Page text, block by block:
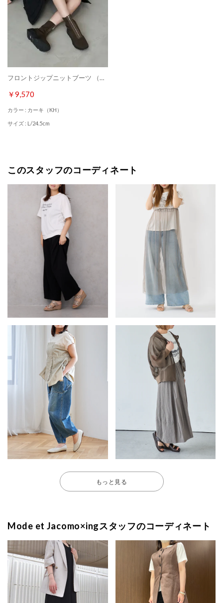
フロントジップニットブーツ （カーキ）
￥9,570
カラー : カーキ（KH）
サイズ : L/24.5cm
このスタッフのコーディネート
もっと見る
Mode et Jacomo×ingスタッフのコーディネート